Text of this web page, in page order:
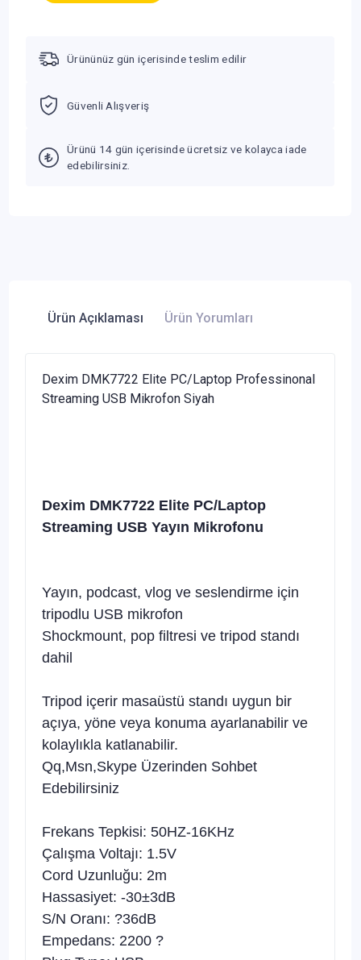
Ürününüz gün içerisinde teslim edilir
Güvenli Alışveriş
Ürünü 14 gün içerisinde ücretsiz ve kolayca iade
edebilirsiniz.
Ürün Açıklaması Ürün Yorumları
Dexim DMK7722 Elite PC/Laptop Professinonal
Streaming USB Mikrofon Siyah
Dexim DMK7722 Elite PC/Laptop
Streaming USB Yayın Mikrofonu
Yayın, podcast, vlog ve seslendirme için
tripodlu USB mikrofon
Shockmount, pop filtresi ve tripod standı
dahil
Tripod içerir masaüstü standı uygun bir
açıya, yöne veya konuma ayarlanabilir ve
kolaylıkla katlanabilir.
Qq,Msn,Skype Üzerinden Sohbet
Edebilirsiniz
Frekans Tepkisi: 50HZ-16KHz
Çalışma Voltajı: 1.5V
Cord Uzunluğu: 2m
Hassasiyet: -30±3dB
S/N Oranı: ?36dB
Empedans: 2200 ?